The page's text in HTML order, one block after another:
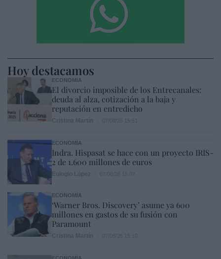
Hoy destacamos
ECONOMÍA
El divorcio imposible de los Entrecanales:
deuda al alza, cotización a la baja y
reputación en entredicho
ECONOMÍA
Indra. Hispasat se hace con un proyecto IRIS-
2 de 1.600 millones de euros
ECONOMÍA
‘Warner Bros. Discovery’ asume ya 600
millones en gastos de su fusión con
Paramount
ECONOMÍA